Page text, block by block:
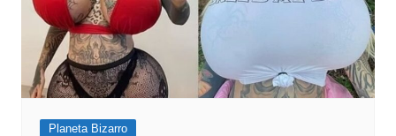
Planeta Bizarro